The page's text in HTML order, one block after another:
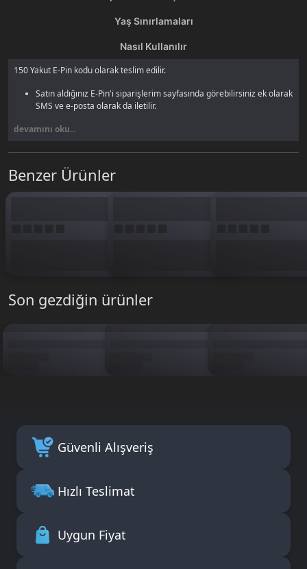
Yaş Sınırlamaları
Nasıl Kullanılır
150 Yakut E-Pin kodu olarak teslim edilir.
Satın aldığınız E-Pin'i siparişlerim sayfasında görebilirsiniz ek olarak
SMS ve e-posta olarak da iletilir.
devamını oku...
Benzer Ürünler
Son gezdiğin ürünler
Güvenli Alışveriş
Hızlı Teslimat
Uygun Fiyat